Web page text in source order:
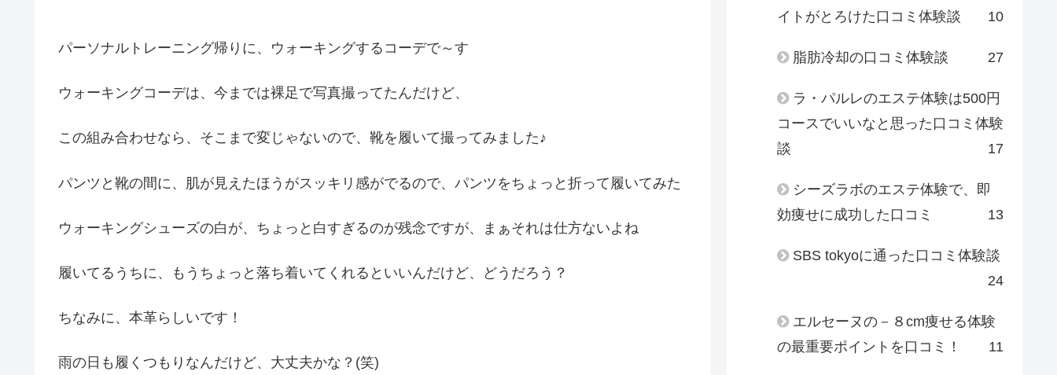
パーソナルトレーニング帰りに、ウォーキングするコーデで～す
ウォーキングコーデは、今までは裸足で写真撮ってたんだけど、
この組み合わせなら、そこまで変じゃないので、靴を履いて撮ってみました♪
パンツと靴の間に、肌が見えたほうがスッキリ感がでるので、パンツをちょっと折って履いてみた
ウォーキングシューズの白が、ちょっと白すぎるのが残念ですが、まぁそれは仕方ないよね
履いてるうちに、もうちょっと落ち着いてくれるといいんだけど、どうだろう？
ちなみに、本革らしいです！
雨の日も履くつもりなんだけど、大丈夫かな？(笑)
イトがとろけた口コミ体験談
10
脂肪冷却の口コミ体験談 27
ラ・パルレのエステ体験は500円
コースでいいなと思った口コミ体験
談
17
シーズラボのエステ体験で、即
効痩せに成功した口コミ
13
SBS tokyoに通った口コミ体験談
24
エルセーヌの－８cm痩せる体験
の最重要ポイントを口コミ！
11